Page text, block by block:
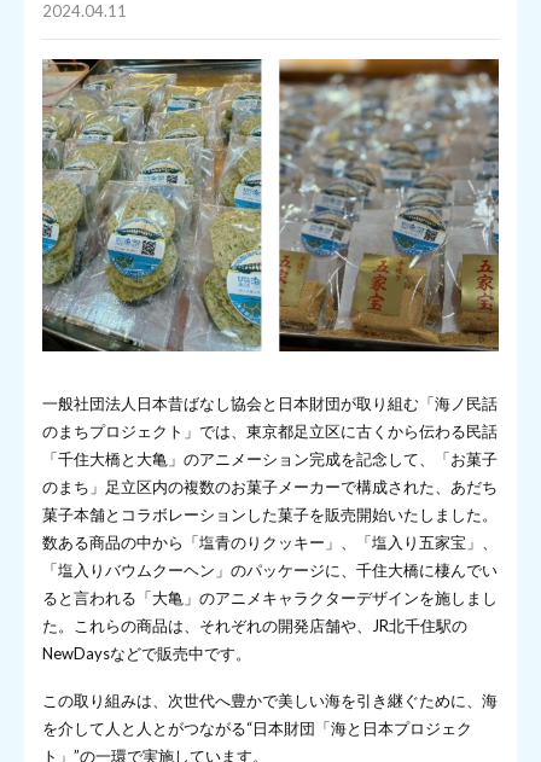
2024.04.11
一般社団法人日本昔ばなし協会と日本財団が取り組む「海ノ民話
のまちプロジェクト」では、東京都足立区に古くから伝わる民話
「千住大橋と大亀」のアニメーション完成を記念して、「お菓子
のまち」足立区内の複数のお菓子メーカーで構成された、あだち
菓子本舗とコラボレーションした菓子を販売開始いたしました。
数ある商品の中から「塩青のりクッキー」、「塩入り五家宝」、
「塩入りバウムクーヘン」のパッケージに、千住大橋に棲んでい
ると言われる「大亀」のアニメキャラクターデザインを施しまし
た。これらの商品は、それぞれの開発店舗や、JR北千住駅の
NewDaysなどで販売中です。
この取り組みは、次世代へ豊かで美しい海を引き継ぐために、海
を介して人と人とがつながる“日本財団「海と日本プロジェク
ト」”の一環で実施しています。